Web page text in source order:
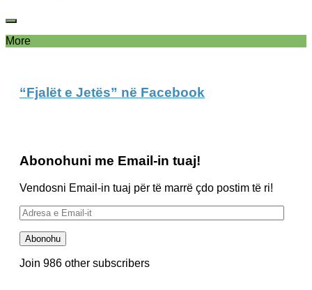
More
“Fjalët e Jetës” në Facebook
Abonohuni me Email-in tuaj!
Vendosni Email-in tuaj për të marrë çdo postim të ri!
Adresa
e
Email-
it
Abonohu
Join 986 other subscribers